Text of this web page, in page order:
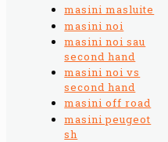
masini masluite
masini noi
masini noi sau
second hand
masini noi vs
second hand
masini off road
masini peugeot
sh